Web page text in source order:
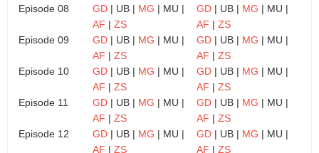
Episode 08
GD | UB | MG | MU |
AF | ZS
GD | UB | MG | MU |
AF | ZS
Episode 09
GD | UB | MG | MU |
AF | ZS
GD | UB | MG | MU |
AF | ZS
Episode 10
GD | UB | MG | MU |
AF | ZS
GD | UB | MG | MU |
AF | ZS
Episode 11
GD | UB | MG | MU |
AF | ZS
GD | UB | MG | MU |
AF | ZS
Episode 12
GD | UB | MG | MU |
AF | ZS
GD | UB | MG | MU |
AF | ZS